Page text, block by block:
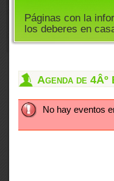
Páginas con la
los deberes en
Agenda de 4Âº
No hay eventos